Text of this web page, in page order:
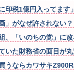
印税1億円入ってま
」がなぜ許されない
、「いのちの党」に
いた財務省の面目が
うならカワサキ